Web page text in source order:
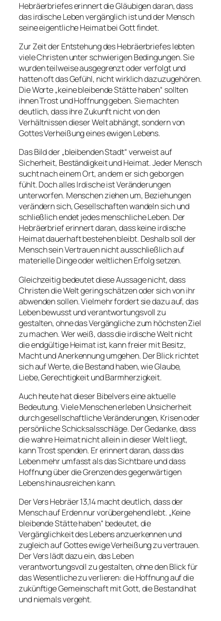
Hebräerbriefes erinnert die Gläubigen daran, dass
das irdische Leben vergänglich ist und der Mensch
seine eigentliche Heimat bei Gott findet.
Zur Zeit der Entstehung des Hebräerbriefes lebten
viele Christen unter schwierigen Bedingungen. Sie
wurden teilweise ausgegrenzt oder verfolgt und
hatten oft das Gefühl, nicht wirklich dazuzugehören.
Die Worte „keine bleibende Stätte haben“ sollten
ihnen Trost und Hoffnung geben. Sie machten
deutlich, dass ihre Zukunft nicht von den
Verhältnissen dieser Welt abhängt, sondern von
Gottes Verheißung eines ewigen Lebens.
Das Bild der „bleibenden Stadt“ verweist auf
Sicherheit, Beständigkeit und Heimat. Jeder Mensch
sucht nach einem Ort, an dem er sich geborgen
fühlt. Doch alles Irdische ist Veränderungen
unterworfen. Menschen ziehen um, Beziehungen
verändern sich, Gesellschaften wandeln sich und
schließlich endet jedes menschliche Leben. Der
Hebräerbrief erinnert daran, dass keine irdische
Heimat dauerhaft bestehen bleibt. Deshalb soll der
Mensch sein Vertrauen nicht ausschließlich auf
materielle Dinge oder weltlichen Erfolg setzen.
Gleichzeitig bedeutet diese Aussage nicht, dass
Christen die Welt gering schätzen oder sich von ihr
abwenden sollen. Vielmehr fordert sie dazu auf, das
Leben bewusst und verantwortungsvoll zu
gestalten, ohne das Vergängliche zum höchsten Ziel
zu machen. Wer weiß, dass die irdische Welt nicht
die endgültige Heimat ist, kann freier mit Besitz,
Macht und Anerkennung umgehen. Der Blick richtet
sich auf Werte, die Bestand haben, wie Glaube,
Liebe, Gerechtigkeit und Barmherzigkeit.
Auch heute hat dieser Bibelvers eine aktuelle
Bedeutung. Viele Menschen erleben Unsicherheit
durch gesellschaftliche Veränderungen, Krisen oder
persönliche Schicksalsschläge. Der Gedanke, dass
die wahre Heimat nicht allein in dieser Welt liegt,
kann Trost spenden. Er erinnert daran, dass das
Leben mehr umfasst als das Sichtbare und dass
Hoffnung über die Grenzen des gegenwärtigen
Lebens hinausreichen kann.
Der Vers Hebräer 13,14 macht deutlich, dass der
Mensch auf Erden nur vorübergehend lebt. „Keine
bleibende Stätte haben“ bedeutet, die
Vergänglichkeit des Lebens anzuerkennen und
zugleich auf Gottes ewige Verheißung zu vertrauen.
Der Vers lädt dazu ein, das Leben
verantwortungsvoll zu gestalten, ohne den Blick für
das Wesentliche zu verlieren: die Hoffnung auf die
zukünftige Gemeinschaft mit Gott, die Bestand hat
und niemals vergeht.